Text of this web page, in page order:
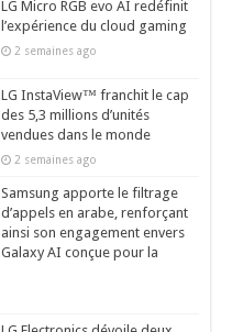
LG Micro RGB evo AI redéfinit
l’expérience du cloud gaming
2 semaines ago
LG InstaView™ franchit le cap
des 5,3 millions d’unités
vendues dans le monde
2 semaines ago
Samsung apporte le filtrage
d’appels en arabe, renforçant
ainsi son engagement envers
Galaxy AI conçue pour la